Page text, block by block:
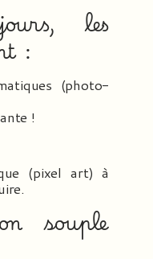
les
:
(photo-
!
(pixel art) à
souple